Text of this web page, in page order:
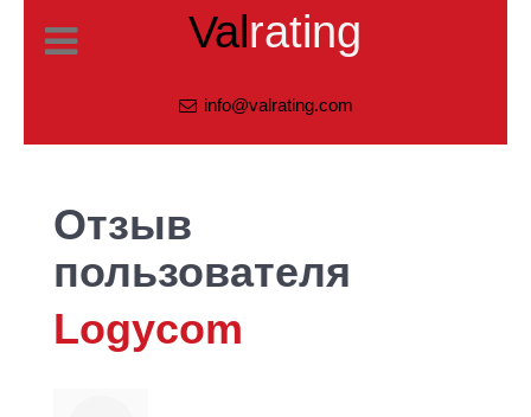
Valrating
info@valrating.com
Отзыв
пользователя
Logycom